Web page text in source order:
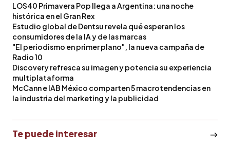
LOS40 Primavera Pop llega a Argentina: una noche
histórica en el Gran Rex
Estudio global de Dentsu revela qué esperan los
consumidores de la IA y de las marcas
"El periodismo en primer plano", la nueva campaña de
Radio 10
Discovery refresca su imagen y potencia su experiencia
multiplataforma
McCann e IAB México comparten 5 macrotendencias en
la industria del marketing y la publicidad
Te puede interesar